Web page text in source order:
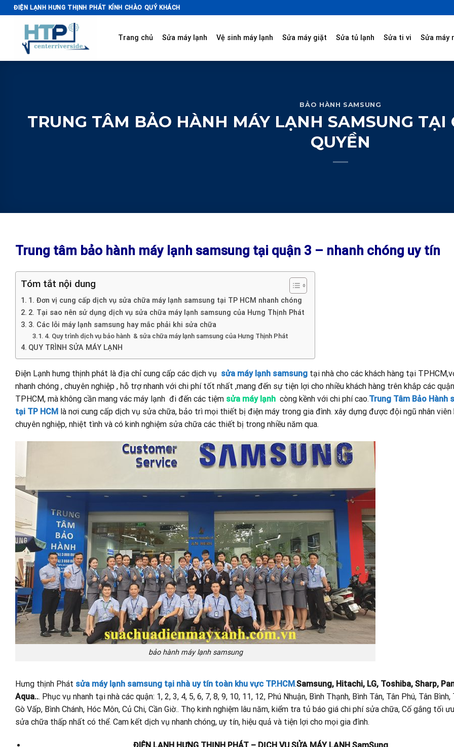
Skip
to
ĐIỆN LẠNH HƯNG THỊNH PHÁT KÍNH CHÀO QUÝ KHÁCH
Trang chủ Sửa máy lạnh Vệ sinh máy lạnh Sửa máy giặt Sửa tủ lạnh Sửa ti vi Sửa máy
BẢO HÀNH SAMSUNG
TRUNG TÂM BẢO HÀNH MÁY LẠNH SAMSUNG TẠI
QUYỀN
Trung tâm bảo hành máy lạnh samsung tại quận 3 – nhanh chóng uy tín
Tóm tắt nội dung
1. Đơn vị cung cấp dịch vụ sửa chữa máy lạnh samsung tại TP HCM nhanh chóng
2. Tại sao nên sử dụng dịch vụ sửa chữa máy lạnh samsung của Hưng Thịnh Phát
3. Các lỗi máy lạnh samsung hay mắc phải khi sửa chữa
4. Quy trình dịch vụ bảo hành & sửa chữa máy lạnh samsung của Hưng Thịnh Phát
QUY TRÌNH SỬA MÁY LẠNH
Điện Lạnh hưng thịnh phát là địa chỉ cung cấp các dịch vụ sửa máy lạnh samsung tại nhà cho các khách hàng tại
nhanh chóng , chuyên nghiệp , hỗ trợ nhanh với chi phí tốt nhất ,mang đến sự tiện lợi cho nhiều khách hàng trên khắp các
TPHCM, mà không cần mang vác máy lạnh đi đến các tiệm sửa máy lạnh còng kềnh với chi phí cao.Trung Tâm Bảo Hành
tại TP HCM là nơi cung cấp dịch vụ sửa chữa, bảo trì mọi thiết bị điện máy trong gia đình. xây dựng được đội ngũ nhân
chuyên nghiệp, nhiệt tình và có kinh nghiệm sửa chữa các thiết bị trong nhiều năm qua.
bảo hành máy lạnh samsung
Hưng thịnh Phát sửa máy lạnh samsung tại nhà uy tín toàn khu vực TP.HCM.Samsung, Hitachi, LG, Toshiba, Sharp,
Aqua... Phục vụ nhanh tại nhà các quận: 1, 2, 3, 4, 5, 6, 7, 8, 9, 10, 11, 12, Phú Nhuận, Bình Thạnh, Bình Tân, Tân Phú, Tân
Gò Vấp, Bình Chánh, Hóc Môn, Củ Chi, Cần Giờ.. Thọ kinh nghiệm lâu năm, kiểm tra tủ báo giá chi phí sửa chữa, Cố gắng tối
sửa chữa thấp nhất có thể. Cam kết dịch vụ nhanh chóng, uy tín, hiệu quả và tiện lợi cho mọi gia đình.